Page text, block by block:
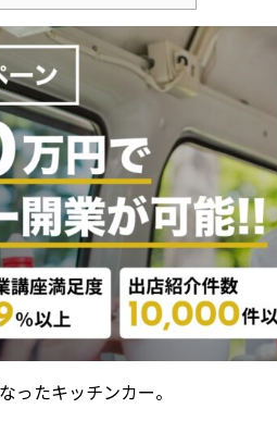
ったキッチンカー。